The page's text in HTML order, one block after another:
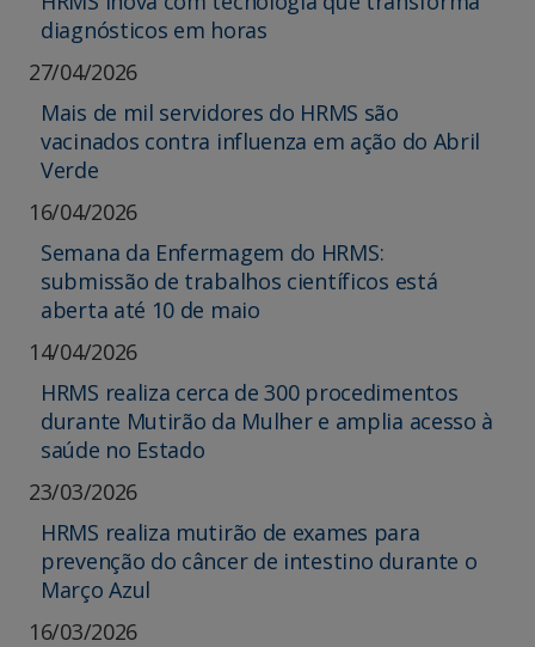
diagnósticos em horas
27/04/2026
Mais de mil servidores do HRMS são
vacinados contra influenza em ação do Abril
Verde
16/04/2026
Semana da Enfermagem do HRMS:
submissão de trabalhos científicos está
aberta até 10 de maio
14/04/2026
HRMS realiza cerca de 300 procedimentos
durante Mutirão da Mulher e amplia acesso à
saúde no Estado
23/03/2026
HRMS realiza mutirão de exames para
prevenção do câncer de intestino durante o
Março Azul
16/03/2026